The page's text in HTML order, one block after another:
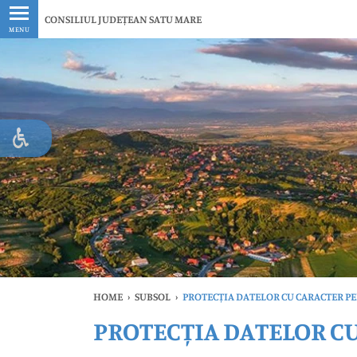
MENU
CONSILIUL JUDEȚEAN SATU MARE
HOME › SUBSOL › PROTECȚIA DATELOR CU CARACTER
PROTECȚIA DATELOR